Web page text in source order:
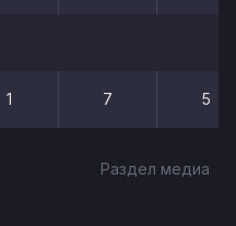
1 7 5
Раздел медиа